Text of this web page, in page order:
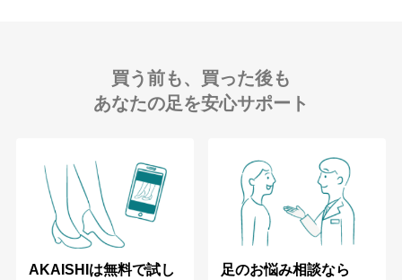
買う前も、買った後も
あなたの足を安心サポート
AKAISHIは無料で試し
足のお悩み相談なら